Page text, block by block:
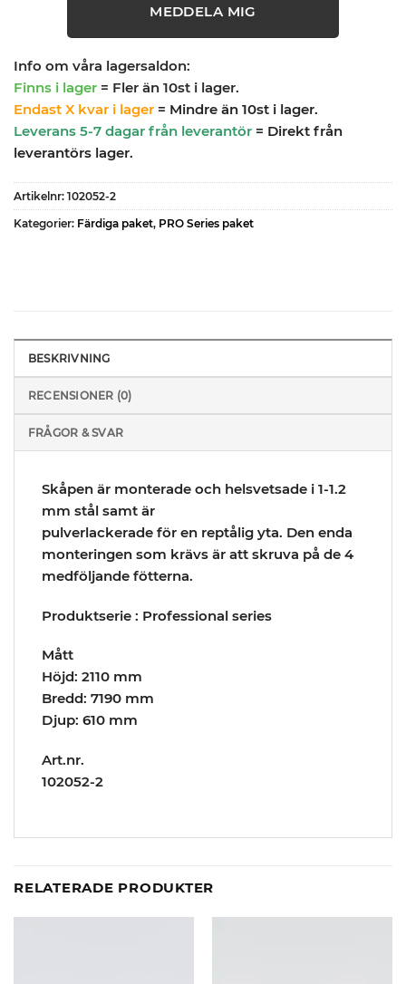
MEDDELA MIG
Info om våra lagersaldon:
Finns i lager = Fler än 10st i lager.
Endast X kvar i lager = Mindre än 10st i lager.
Leverans 5-7 dagar från leverantör = Direkt från
leverantörs lager.
Artikelnr: 102052-2
Kategorier: Färdiga paket, PRO Series paket
BESKRIVNING
RECENSIONER (0)
FRÅGOR & SVAR
Skåpen är monterade och helsvetsade i 1-1.2
mm stål samt är
pulverlackerade för en reptålig yta. Den enda
monteringen som krävs är att skruva på de 4
medföljande fötterna.
Produktserie : Professional series
Mått
Höjd: 2110 mm
Bredd: 7190 mm
Djup: 610 mm
Art.nr.
102052-2
RELATERADE PRODUKTER